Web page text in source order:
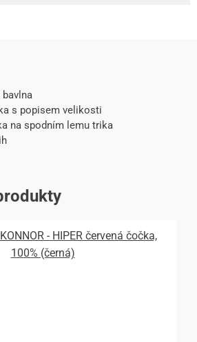
bavlna
s popisem velikosti
na spodním lemu trika
- HIPER červená čočka,
100% (černá)